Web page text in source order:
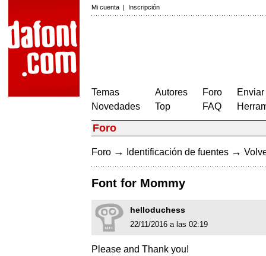
Mi cuenta | Inscripción
Temas
Novedades
Autores
Top
Foro
FAQ
Foro
Foro → Identificación de fuentes →
Font for Mommy
helloduchess
22/11/2016 a las 02:19
Please and Thank you!